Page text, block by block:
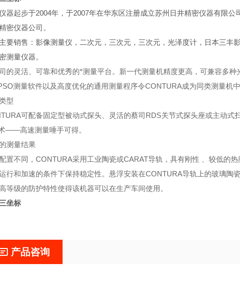
器起步于2004年，于2007年在华东区注册成立苏州日井精密仪器有限
密仪器公司。
要销售：影像测量仪，二次元，三次元，三次元，光泽度计，日本三
测量仪器。
的灵活、可靠和优秀的*测量平台。新一代测量机精度更高，可兼容多
测量软件以及高度优化的通用测量程序令CONTURA成为同类测量机
型
可配备固定型被动式探头、灵活的蔡司RDS关节式探头座或主动
——高速测量唾手可得。
测量结果
置不同，CONTURA采用工业陶瓷或CARAT导轨，具有刚性 、较低的
行和加速的条件下保持稳定性。悬浮安装在CONTURA导轨上的玻璃陶
等级的防护特性使得该机器可以在生产车间使用。
坐标
产品咨询